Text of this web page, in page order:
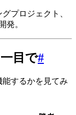
プロジェクト、
発。
目で#
するかを見てみ